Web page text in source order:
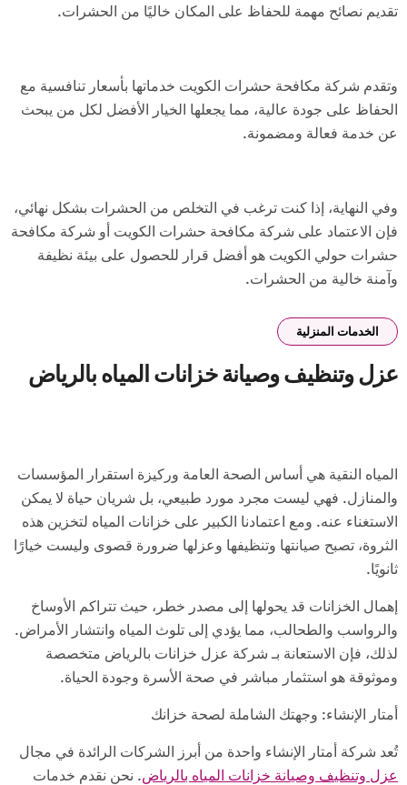
تقديم نصائح مهمة للحفاظ على المكان خاليًا من الحشرات.
وتقدم شركة مكافحة حشرات الكويت خدماتها بأسعار تنافسية مع
الحفاظ على جودة عالية، مما يجعلها الخيار الأفضل لكل من يبحث
عن خدمة فعالة ومضمونة.
وفي النهاية، إذا كنت ترغب في التخلص من الحشرات بشكل نهائي،
فإن الاعتماد على شركة مكافحة حشرات الكويت أو شركة مكافحة
حشرات حولي الكويت هو أفضل قرار للحصول على بيئة نظيفة
وآمنة خالية من الحشرات.
الخدمات المنزلية
عزل وتنظيف وصيانة خزانات المياه بالرياض
المياه النقية هي أساس الصحة العامة وركيزة استقرار المؤسسات
والمنازل. فهي ليست مجرد مورد طبيعي، بل شريان حياة لا يمكن
الاستغناء عنه. ومع اعتمادنا الكبير على خزانات المياه لتخزين هذه
الثروة، تصبح صيانتها وتنظيفها وعزلها ضرورة قصوى وليست خيارًا
ثانويًا.
إهمال الخزانات قد يحولها إلى مصدر خطر، حيث تتراكم الأوساخ
والرواسب والطحالب، مما يؤدي إلى تلوث المياه وانتشار الأمراض.
لذلك، فإن الاستعانة بـ شركة عزل خزانات بالرياض متخصصة
وموثوقة هو استثمار مباشر في صحة الأسرة وجودة الحياة.
أمتار الإنشاء: وجهتك الشاملة لصحة خزانك
تُعد شركة أمتار الإنشاء واحدة من أبرز الشركات الرائدة في مجال
عزل وتنظيف وصيانة خزانات المياه بالرياض. نحن نقدم خدمات